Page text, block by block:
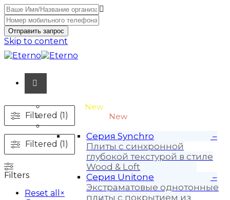
Отправить запрос
Skip to content
Unitone-3 New
Wood-3 и Loft-2
New
Материалы
Серия Synchro
–
Плиты с синхронной
глубокой текстурой в стиле
Wood & Loft
Серия Unitone
–
Экстраматовые однотонные
плиты с покрытием из
Filtered (1)
Filtered (1)
Filters
Reset all
×